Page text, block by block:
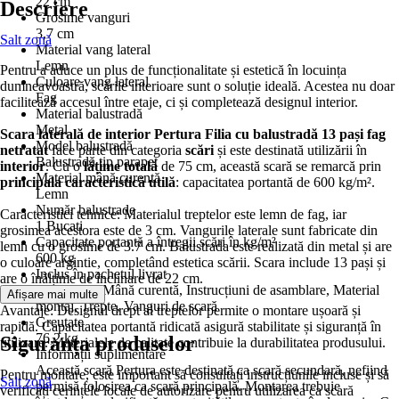
Grosime vanguri
3,7 cm
Material vang lateral
Lemn
Culoare vang lateral
Fag
Material balustradă
Metal
Model balustradă
Balustradă tip parapet
Material mână curentă
Lemn
Număr balustrade
1 Bucati
Capacitate portantă a întregii scări în kg/m²
600 kg
Inclus în pachetul livrat
Balustradă, Mână curentă, Instrucțiuni de asamblare, Material
montaj, Trepte, Vanguri de scară
Greutate
76,2 kg
Informații suplimentare
Această scară Pertura este destinată ca scară secundară, nefiind
permisă folosirea ca scară principală. Montarea trebuie
Descriere
Salt zonă
Pentru a aduce un plus de funcționalitate și estetică în locuința
dumneavoastră, scările interioare sunt o soluție ideală. Acestea nu doar
facilitează accesul între etaje, ci și completează designul interior.
Scara laterală de interior Pertura Filia cu balustradă 13 pași fag
netratatface parte din categoria scări și este destinată utilizării în
interior. Cu olățime totalăde 75 cm, această scară se remarcă prin
principala caracteristică utilă: capacitatea portantă de 600 kg/m².
Caracteristici tehnice: Materialul treptelor este lemn de fag, iar
grosimea acestora este de 3 cm. Vangurile laterale sunt fabricate din
lemn cu o grosime de 3.7 cm. Balustrada este realizată din metal și are
o culoare argintie, completând estetica scării. Scara include 13 pași și
are o înălțime de înclinare de 22 cm.
Avantaje: Designul drept al treptelor permite o montare ușoară și
rapidă. Capacitatea portantă ridicată asigură stabilitate și siguranță în
utilizare. Materialele de calitate contribuie la durabilitatea produsului.
Pentru montare, este important să consultați instrucțiunile incluse și să
verificați cerințele locale de autorizare pentru utilizarea ca scară
Afișare mai multe
Siguranța produselor
Salt zonă